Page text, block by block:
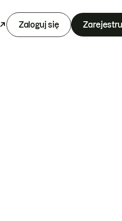
Zaloguj się